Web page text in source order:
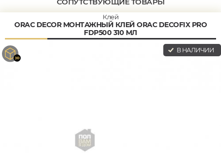
Клей
ORAC DECOR МОНТАЖНЫЙ КЛЕЙ ORAC DECOFIX PRO
FDP500 310 МЛ
В НАЛИЧИИ